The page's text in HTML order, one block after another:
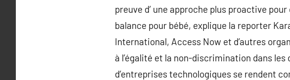
preuve d’ une approche plus proactive
balance pour bébé, explique la reporter
International, Access Now et d’autres
à l’égalité et la non-discrimination dans
d’entreprises technologiques se rendent